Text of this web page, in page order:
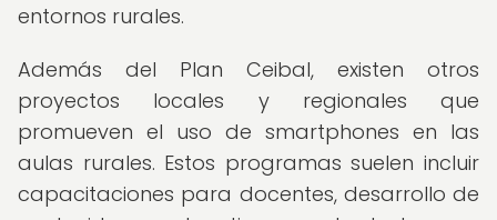
entornos rurales.
Además del Plan Ceibal, existen otros
proyectos locales y regionales que
promueven el uso de smartphones en las
aulas rurales. Estos programas suelen incluir
capacitaciones para docentes, desarrollo de